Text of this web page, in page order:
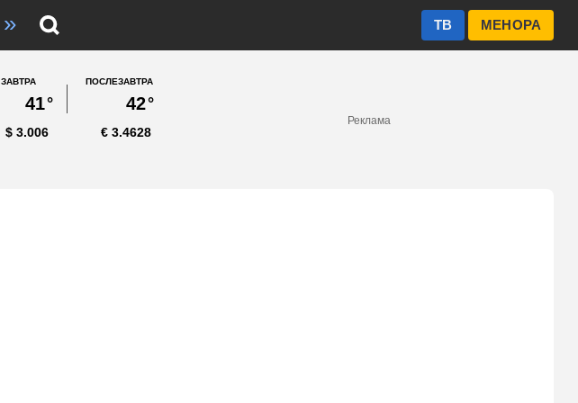
» МЕНОРА
ТВ
ЗАВТРА
41°
ПОСЛЕЗАВТРА
42°
3.006
$ 3.4628
€
Реклама